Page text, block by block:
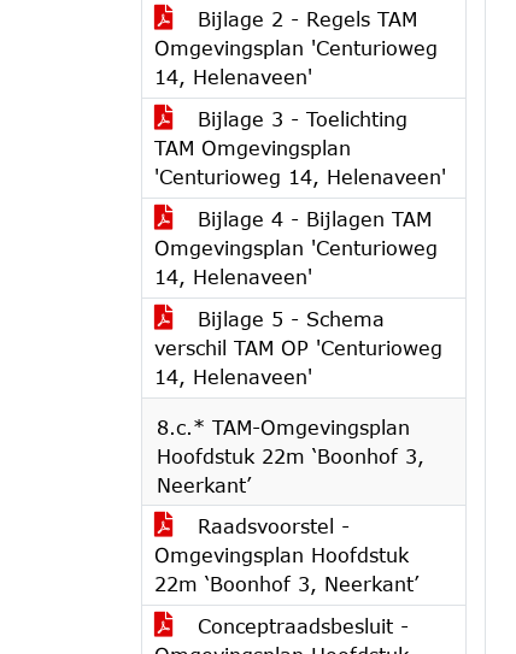
Bijlage 2 - Regels TAM
Omgevingsplan 'Centurioweg
14, Helenaveen'
Bijlage 3 - Toelichting
TAM Omgevingsplan
'Centurioweg 14, Helenaveen'
Bijlage 4 - Bijlagen TAM
Omgevingsplan 'Centurioweg
14, Helenaveen'
Bijlage 5 - Schema
verschil TAM OP 'Centurioweg
14, Helenaveen'
8.c.* TAM-Omgevingsplan
Hoofdstuk 22m ‘Boonhof 3,
Neerkant’
Raadsvoorstel -
Omgevingsplan Hoofdstuk
22m ‘Boonhof 3, Neerkant’
Conceptraadsbesluit -